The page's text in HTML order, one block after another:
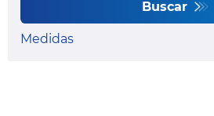
Buscar
Medidas